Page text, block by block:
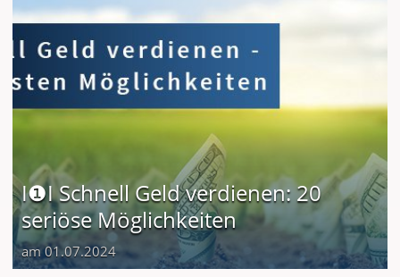
I❶I Schnell Geld verdienen: 20
seriöse Möglichkeiten
am 01.07.2024